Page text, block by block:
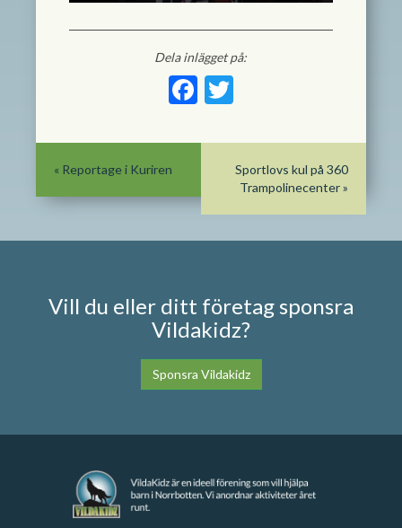
Dela inlägget på:
Facebook
Twitter
Sportlovs kul på 360
Trampolinecenter»
« Reportage i Kuriren
Vill du eller ditt företag sponsra
Vildakidz?
Sponsra Vildakidz